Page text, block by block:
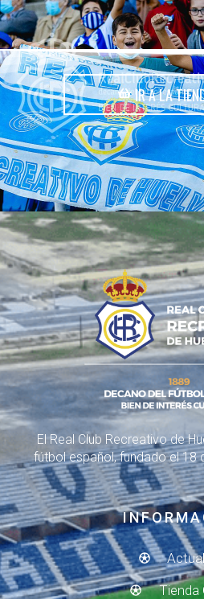
IR A LA
El Real Club Recreativo de
fútbol español, fundado el 18
Tienda